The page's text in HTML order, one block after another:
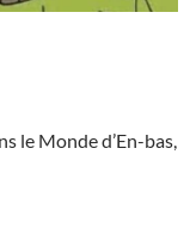
le Monde d’En-bas,